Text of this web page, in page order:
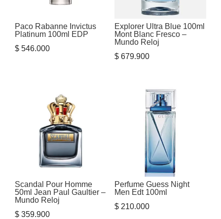
Paco Rabanne Invictus
Platinum 100ml EDP
$ 546.000
Explorer Ultra Blue 100ml
Mont Blanc Fresco –
Mundo Reloj
$679.900
Scandal Pour Homme
50ml Jean Paul Gaultier –
Mundo Reloj
$ 359.900
Perfume Guess Night
Men Edt 100ml
$210.000